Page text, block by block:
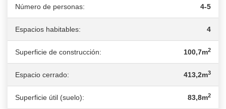
Número de personas: 4-5
Espacios habitables: 4
Superficie de construcción: 100,7m2
Espacio cerrado: 413,2m3
Superficie útil (suelo): 83,8m2